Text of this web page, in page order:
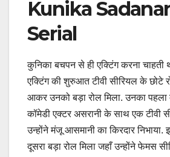
Kunika
Serial
कुनिका बचपन से ही एक्टिंग करना चाहती
एक्टिंग की शुरुआत टीवी सीरियल के छोटे
आकर उनको बड़ा रोल मिला. उनका
कॉमेडी एक्टर असरानी के साथ एक टीवी
उन्होंने मंजू आसमानी का किरदार निभाया.
दूसरा बड़ा रोल मिला जहाँ उन्होंने फेमस